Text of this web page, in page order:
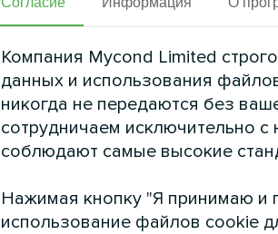
Компания Mycond Limited
данных и использования
никогда не передаются без
сотрудничаем исключительно
соблюдают самые высокие
Нажимая кнопку "Я принимаю и
использование файлов cookie